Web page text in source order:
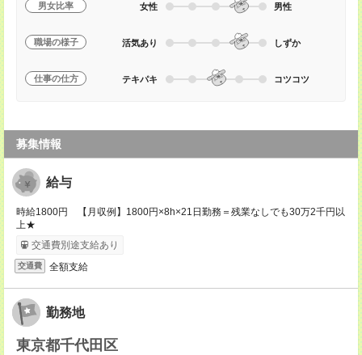
男女比率 女性 男性
職場の様子 活気あり しずか
仕事の仕方 テキパキ コツコツ
募集情報
給与
時給1800円 【月収例】1800円×8h×21日勤務＝残業なしでも30万2千円以
上★
交通費別途支給あり
交通費 全額支給
勤務地
東京都千代田区